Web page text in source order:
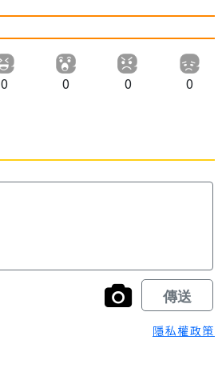
0 0 0 0
隱私權政策